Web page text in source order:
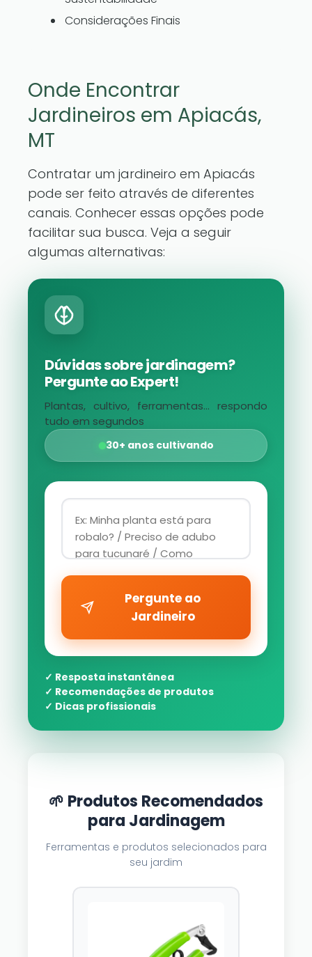
Considerações Finais
Onde Encontrar
Jardineiros em Apiacás,
MT
Contratar um jardineiro em Apiacás
pode ser feito através de diferentes
canais. Conhecer essas opções pode
facilitar sua busca. Veja a seguir
algumas alternativas:
Dúvidas sobre jardinagem?
Pergunte ao Expert!
Plantas, cultivo, ferramentas... respondo
tudo em segundos
30+ anos cultivando
Pergunte ao
Jardineiro
✓ Resposta instantânea
✓ Recomendações de produtos
✓ Dicas profissionais
🌱 Produtos Recomendados
para Jardinagem
Ferramentas e produtos selecionados para
seu jardim